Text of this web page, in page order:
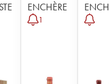
ENCHÈRE
1